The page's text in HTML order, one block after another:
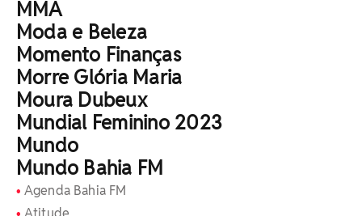
MMA
Moda e Beleza
Momento Finanças
Morre Glória Maria
Moura Dubeux
Mundial Feminino 2023
Mundo
Mundo Bahia FM
Agenda Bahia FM